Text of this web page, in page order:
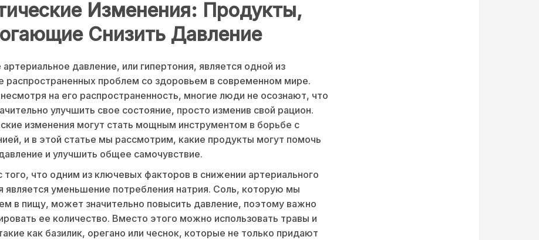
Изменения: Продукты,
Снизить Давление
давление, или гипертония, является одной из
распространенных проблем со здоровьем в современном мире.
на его распространенность, многие люди не осознают, что
улучшить свое состояние, просто изменив свой рацион.
изменения могут стать мощным инструментом в борьбе с
и в этой статье мы рассмотрим, какие продукты могут помочь
и улучшить общее самочувствие.
того, что одним из ключевых факторов в снижении артериального
является уменьшение потребления натрия. Соль, которую мы
в пищу, может значительно повысить давление, поэтому важно
ее количество. Вместо этого можно использовать травы и
как базилик, орегано или чеснок, которые не только придают